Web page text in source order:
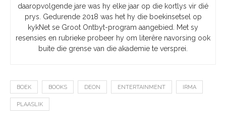
daaropvolgende jare was hy elke jaar op die kortlys vir dié
prys. Gedurende 2018 was het hy die boekinsetsel op
kykNet se Groot Ontbyt-program aangebied. Met sy
resensies en rubrieke probeer hy om literêre navorsing ook
buite die grense van die akademie te versprei.
BOEK BOOKS DEON ENTERTAINMENT IRMA
PLAASLIK